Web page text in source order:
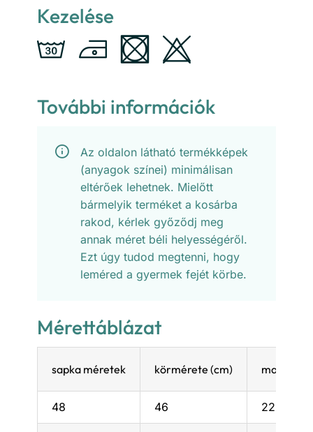
Kezelése
További információk
Az oldalon látható termékképek
(anyagok színei) minimálisan
eltérőek lehetnek. Mielőtt
bármelyik terméket a kosárba
rakod, kérlek győződj meg
annak méret béli helyességéről.
Ezt úgy tudod megtenni, hogy
leméred a gyermek fejét körbe.
Mérettáblázat
sapka méretek körmérete (cm)
48 46 22,5